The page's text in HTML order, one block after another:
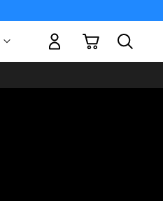
Moneda Mi carrito